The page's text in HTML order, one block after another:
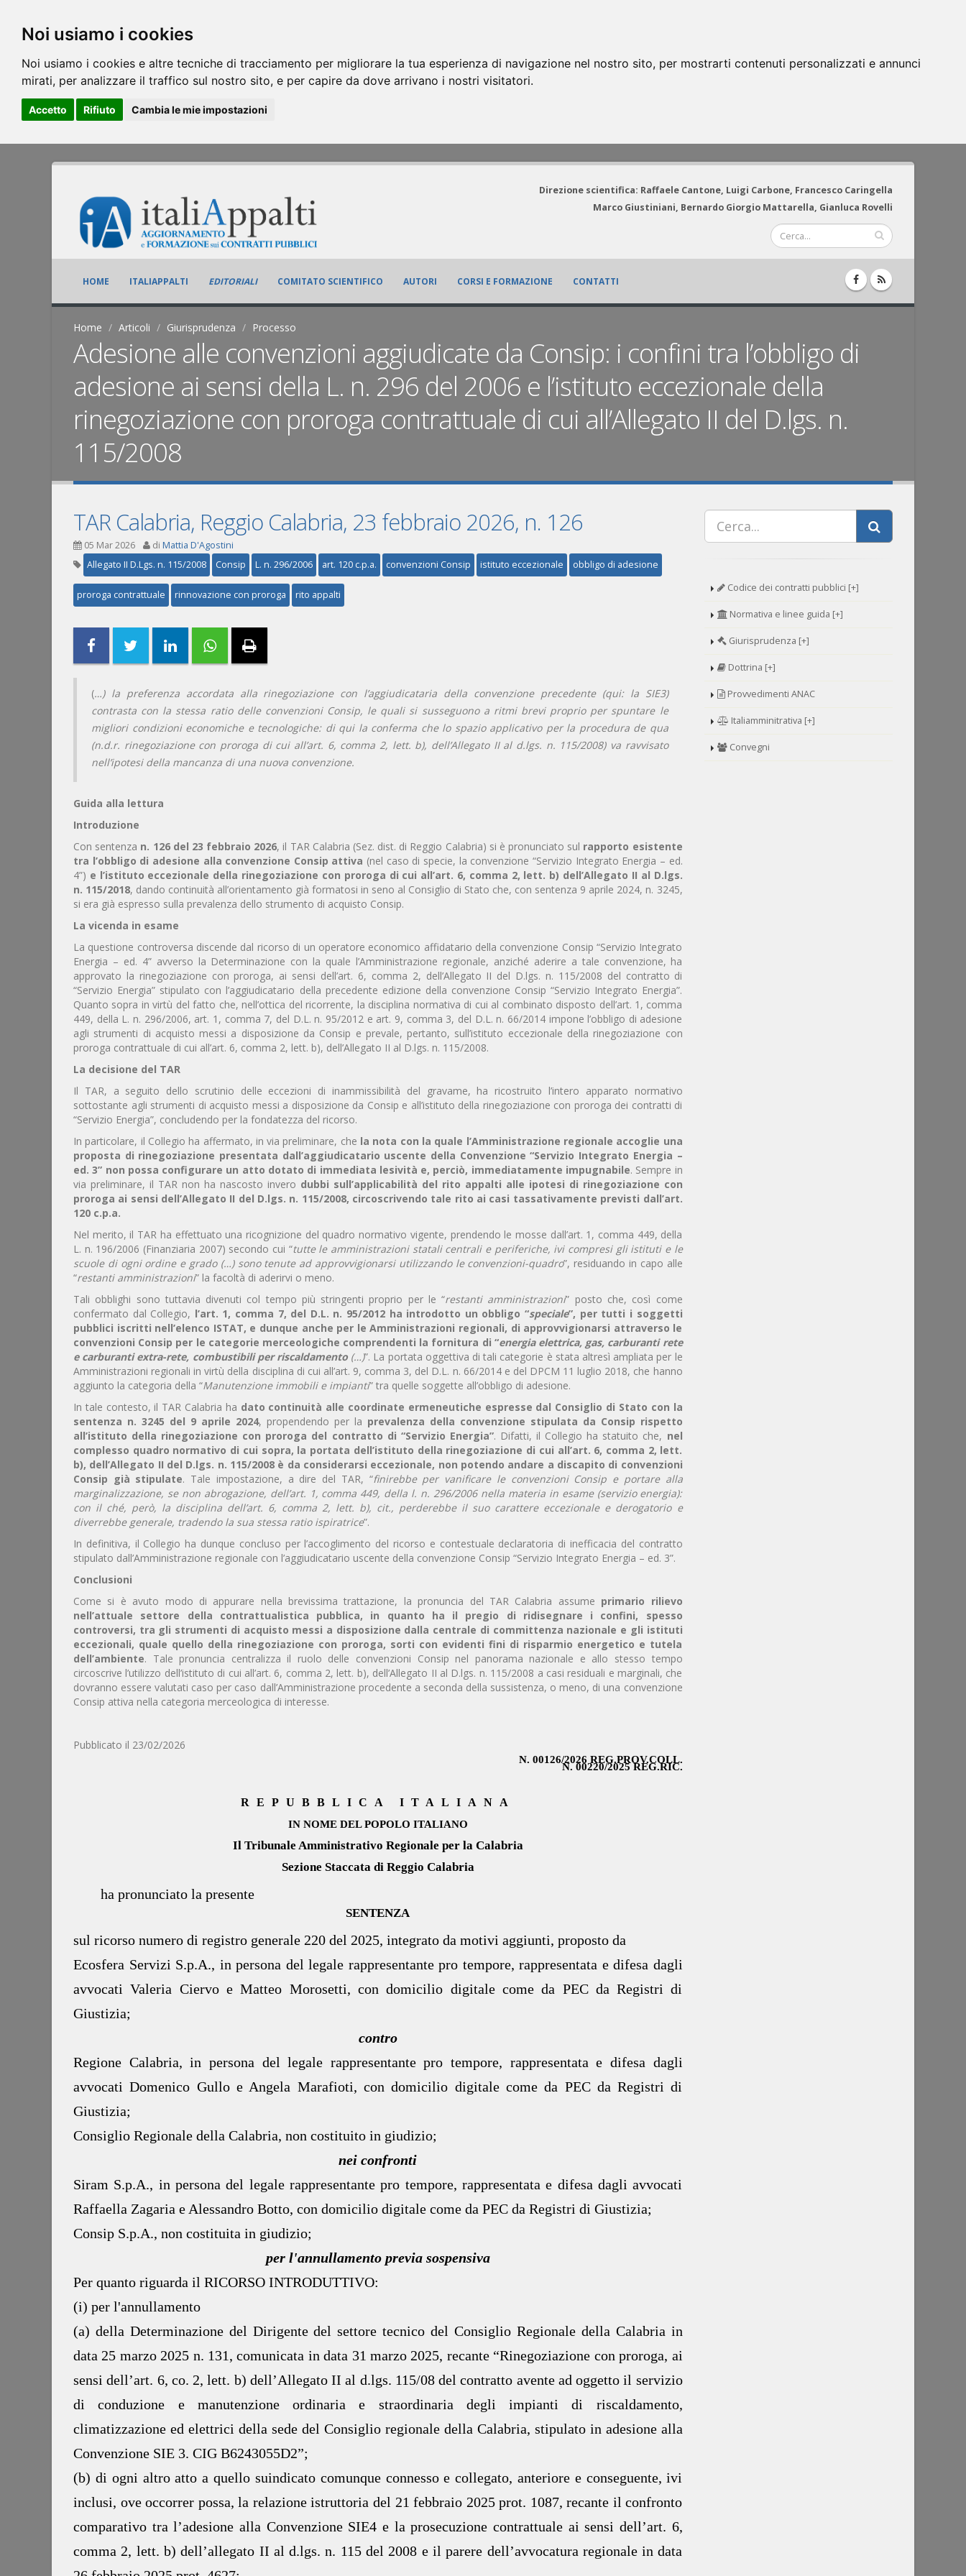
Noi usiamo i cookies
Noi usiamo i cookies e altre tecniche di tracciamento per migliorare la tua esperienza di navigazione nel nostro sito, per mostrarti contenuti personalizzati e annunci
mirati, per analizzare il traffico sul nostro sito, e per capire da dove arrivano i nostri visitatori.
Accetto Rifiuto Cambia le mie impostazioni
Direzione scientifica: Raffaele Cantone, Luigi Carbone, Francesco Caringella
Marco Giustiniani, Bernardo Giorgio Mattarella, Gianluca Rovelli
HOME ITALIAPPALTI EDITORIALI COMITATO SCIENTIFICO AUTORI CORSI E FORMAZIONE CONTATTI
Home Articoli Giurisprudenza Processo
Adesione alle convenzioni aggiudicate da Consip: i confini tra l’obbligo di
adesione ai sensi della L. n. 296 del 2006 e l’istituto eccezionale della
rinegoziazione con proroga contrattuale di cui all’Allegato II del D.lgs. n.
115/2008
TAR Calabria, Reggio Calabria, 23 febbraio 2026, n. 126
05 Mar 2026 di Mattia D'Agostini
Allegato II D.Lgs. n. 115/2008
Consip L. n. 296/2006 art. 120 c.p.a. convenzioni Consip istituto eccezionale obbligo di adesione
proroga contrattuale rinnovazione con proroga rito appalti
(…) la preferenza accordata alla rinegoziazione con l’aggiudicataria della convenzione precedente (qui: la SIE3)
contrasta con la stessa ratio delle convenzioni Consip, le quali si susseguono a ritmi brevi proprio per spuntare le
migliori condizioni economiche e tecnologiche: di qui la conferma che lo spazio applicativo per la procedura de qua
(n.d.r. rinegoziazione con proroga di cui all’art. 6, comma 2, lett. b), dell’Allegato II al d.lgs. n. 115/2008) va ravvisato
nell’ipotesi della mancanza di una nuova convenzione.
Guida alla lettura
Introduzione
Con sentenza n. 126 del 23 febbraio 2026, il TAR Calabria (Sez. dist. di Reggio Calabria) si è pronunciato sul rapporto esistente
tra l’obbligo di adesione alla convenzione Consip attiva (nel caso di specie, la convenzione “Servizio Integrato Energia – ed.
4”) e l’istituto eccezionale della rinegoziazione con proroga di cui all’art. 6, comma 2, lett. b) dell’Allegato II al D.lgs.
n. 115/2018, dando continuità all’orientamento già formatosi in seno al Consiglio di Stato che, con sentenza 9 aprile 2024, n. 3245,
si era già espresso sulla prevalenza dello strumento di acquisto Consip.
La vicenda in esame
La questione controversa discende dal ricorso di un operatore economico affidatario della convenzione Consip “Servizio Integrato
Energia – ed. 4” avverso la Determinazione con la quale l’Amministrazione regionale, anziché aderire a tale convenzione, ha
approvato la rinegoziazione con proroga, ai sensi dell’art. 6, comma 2, dell’Allegato II del D.lgs. n. 115/2008 del contratto di
“Servizio Energia” stipulato con l’aggiudicatario della precedente edizione della convenzione Consip “Servizio Integrato Energia”.
Quanto sopra in virtù del fatto che, nell’ottica del ricorrente, la disciplina normativa di cui al combinato disposto dell’art. 1, comma
449, della L. n. 296/2006, art. 1, comma 7, del D.L. n. 95/2012 e art. 9, comma 3, del D.L. n. 66/2014 impone l’obbligo di adesione
agli strumenti di acquisto messi a disposizione da Consip e prevale, pertanto, sull’istituto eccezionale della rinegoziazione con
proroga contrattuale di cui all’art. 6, comma 2, lett. b), dell’Allegato II al D.lgs. n. 115/2008.
La decisione del TAR
Il TAR, a seguito dello scrutinio delle eccezioni di inammissibilità del gravame, ha ricostruito l’intero apparato normativo
sottostante agli strumenti di acquisto messi a disposizione da Consip e all’istituto della rinegoziazione con proroga dei contratti di
“Servizio Energia”, concludendo per la fondatezza del ricorso.
In particolare, il Collegio ha affermato, in via preliminare, che la nota con la quale l’Amministrazione regionale accoglie una
proposta di rinegoziazione presentata dall’aggiudicatario uscente della Convenzione “Servizio Integrato Energia –
ed. 3” non possa configurare un atto dotato di immediata lesività e, perciò, immediatamente impugnabile. Sempre in
via preliminare, il TAR non ha nascosto invero dubbi sull’applicabilità del rito appalti alle ipotesi di rinegoziazione con
proroga ai sensi dell’Allegato II del D.lgs. n. 115/2008, circoscrivendo tale rito ai casi tassativamente previsti dall’art.
120 c.p.a.
Nel merito, il TAR ha effettuato una ricognizione del quadro normativo vigente, prendendo le mosse dall’art. 1, comma 449, della
L. n. 196/2006 (Finanziaria 2007) secondo cui “tutte le amministrazioni statali centrali e periferiche, ivi compresi gli istituti e le
scuole di ogni ordine e grado (…) sono tenute ad approvvigionarsi utilizzando le convenzioni-quadro”, residuando in capo alle
“restanti amministrazioni” la facoltà di aderirvi o meno.
Tali obblighi sono tuttavia divenuti col tempo più stringenti proprio per le “restanti amministrazioni” posto che, così come
confermato dal Collegio, l’art. 1, comma 7, del D.L. n. 95/2012 ha introdotto un obbligo “speciale”, per tutti i soggetti
pubblici iscritti nell’elenco ISTAT, e dunque anche per le Amministrazioni regionali, di approvvigionarsi attraverso le
convenzioni Consip per le categorie merceologiche comprendenti la fornitura di “energia elettrica, gas, carburanti rete
e carburanti extra-rete, combustibili per riscaldamento (…)”. La portata oggettiva di tali categorie è stata altresì ampliata per le
Amministrazioni regionali in virtù della disciplina di cui all’art. 9, comma 3, del D.L. n. 66/2014 e del DPCM 11 luglio 2018, che hanno
aggiunto la categoria della “Manutenzione immobili e impianti” tra quelle soggette all’obbligo di adesione.
In tale contesto, il TAR Calabria ha dato continuità alle coordinate ermeneutiche espresse dal Consiglio di Stato con la
sentenza n. 3245 del 9 aprile 2024, propendendo per la prevalenza della convenzione stipulata da Consip rispetto
all’istituto della rinegoziazione con proroga del contratto di “Servizio Energia”. Difatti, il Collegio ha statuito che, nel
complesso quadro normativo di cui sopra, la portata dell’istituto della rinegoziazione di cui all’art. 6, comma 2, lett.
b), dell’Allegato II del D.lgs. n. 115/2008 è da considerarsi eccezionale, non potendo andare a discapito di convenzioni
Consip già stipulate. Tale impostazione, a dire del TAR, “finirebbe per vanificare le convenzioni Consip e portare alla
marginalizzazione, se non abrogazione, dell’art. 1, comma 449, della l. n. 296/2006 nella materia in esame (servizio energia):
con il ché, però, la disciplina dell’art. 6, comma 2, lett. b), cit., perderebbe il suo carattere eccezionale e derogatorio e
diverrebbe generale, tradendo la sua stessa ratio ispiratrice”.
In definitiva, il Collegio ha dunque concluso per l’accoglimento del ricorso e contestuale declaratoria di inefficacia del contratto
stipulato dall’Amministrazione regionale con l’aggiudicatario uscente della convenzione Consip “Servizio Integrato Energia – ed. 3”.
Conclusioni
Come si è avuto modo di appurare nella brevissima trattazione, la pronuncia del TAR Calabria assume primario rilievo
nell’attuale settore della contrattualistica pubblica, in quanto ha il pregio di ridisegnare i confini, spesso
controversi, tra gli strumenti di acquisto messi a disposizione dalla centrale di committenza nazionale e gli istituti
eccezionali, quale quello della rinegoziazione con proroga, sorti con evidenti fini di risparmio energetico e tutela
dell’ambiente. Tale pronuncia centralizza il ruolo delle convenzioni Consip nel panorama nazionale e allo stesso tempo
circoscrive l’utilizzo dell’istituto di cui all’art. 6, comma 2, lett. b), dell’Allegato II al D.lgs. n. 115/2008 a casi residuali e marginali, che
dovranno essere valutati caso per caso dall’Amministrazione procedente a seconda della sussistenza, o meno, di una convenzione
Consip attiva nella categoria merceologica di interesse.
Pubblicato il 23/02/2026
N. 00126/2026 REG.PROV.COLL.
N. 00220/2025 REG.RIC.
REPUBBLICA ITALIANA
IN NOME DEL POPOLO ITALIANO
Il Tribunale Amministrativo Regionale per la Calabria
Sezione Staccata di Reggio Calabria
ha pronunciato la presente
SENTENZA
sul ricorso numero di registro generale 220 del 2025, integrato da motivi aggiunti, proposto da
Ecosfera Servizi S.p.A., in persona del legale rappresentante pro tempore, rappresentata e difesa dagli
avvocati Valeria Ciervo e Matteo Morosetti, con domicilio digitale come da PEC da Registri di
Giustizia;
contro
Regione Calabria, in persona del legale rappresentante pro tempore, rappresentata e difesa dagli
avvocati Domenico Gullo e Angela Marafioti, con domicilio digitale come da PEC da Registri di
Giustizia;
Consiglio Regionale della Calabria, non costituito in giudizio;
nei confronti
Siram S.p.A., in persona del legale rappresentante pro tempore, rappresentata e difesa dagli avvocati
Raffaella Zagaria e Alessandro Botto, con domicilio digitale come da PEC da Registri di Giustizia;
Consip S.p.A., non costituita in giudizio;
per l'annullamento previa sospensiva
Per quanto riguarda il RICORSO INTRODUTTIVO:
(i) per l'annullamento
(a) della Determinazione del Dirigente del settore tecnico del Consiglio Regionale della Calabria in
data 25 marzo 2025 n. 131, comunicata in data 31 marzo 2025, recante “Rinegoziazione con proroga, ai
sensi dell’art. 6, co. 2, lett. b) dell’Allegato II al d.lgs. 115/08 del contratto avente ad oggetto il servizio
di conduzione e manutenzione ordinaria e straordinaria degli impianti di riscaldamento,
climatizzazione ed elettrici della sede del Consiglio regionale della Calabria, stipulato in adesione alla
Convenzione SIE 3. CIG B6243055D2”;
(b) di ogni altro atto a quello suindicato comunque connesso e collegato, anteriore e conseguente, ivi
inclusi, ove occorrer possa, la relazione istruttoria del 21 febbraio 2025 prot. 1087, recante il confronto
comparativo tra l’adesione alla Convenzione SIE4 e la prosecuzione contrattuale ai sensi dell’art. 6,
comma 2, lett. b) dell’allegato II al d.lgs. n. 115 del 2008 e il parere dell’avvocatura regionale in data
Codice dei contratti pubblici [+]
Normativa e linee guida [+]
Giurisprudenza [+]
Dottrina [+]
Provvedimenti ANAC
Italiamminitrativa [+]
Convegni